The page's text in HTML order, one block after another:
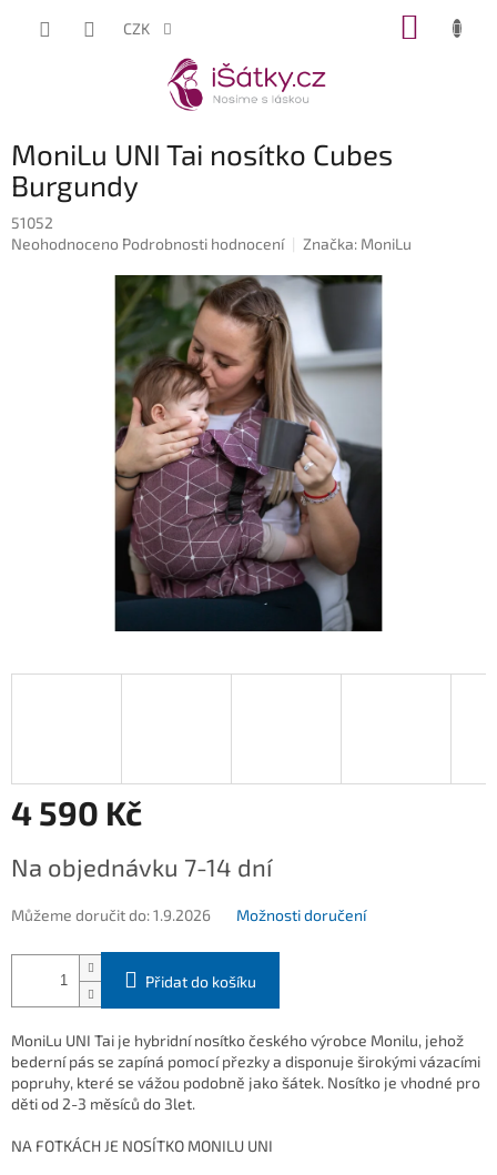
CZK
MoniLu UNI Tai nosítko Cubes
Burgundy
51052
Průměrné
Neohodnoceno Podrobnosti hodnocení Značka: MoniLu
4 590 Kč
cena:
Na objednávku 7-14 dní
Můžeme doručit do:1.9.2026 Možnosti doručení
Přidat do košíku
MoniLu UNI Tai je hybridní nosítko českého výrobce Monilu, jehož
bederní pás se zapíná pomocí přezky a disponuje širokými vázacími
popruhy, které se vážou podobně jako šátek. Nosítko je vhodné pro
děti od 2-3 měsíců do 3let.
NA FOTKÁCH JE NOSÍTKO MONILU UNI